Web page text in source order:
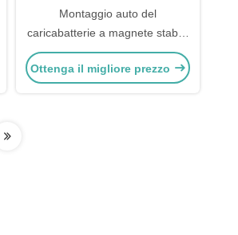
Montaggio auto del
caricabatterie a magnete stabile
pieghevole per regolazione
multi-angolare
Ottenga il migliore prezzo